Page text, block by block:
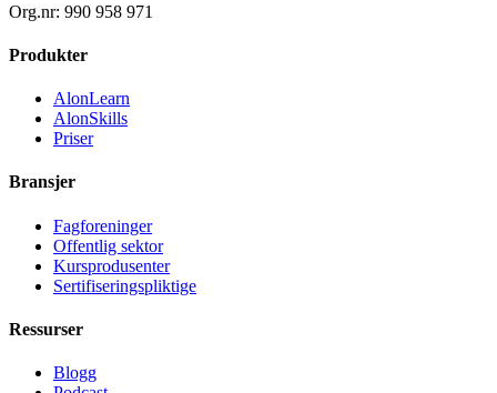
Org.nr: 990 958 971
Produkter
AlonLearn
AlonSkills
Priser
Bransjer
Fagforeninger
Offentlig sektor
Kursprodusenter
Sertifiseringspliktige
Ressurser
Blogg